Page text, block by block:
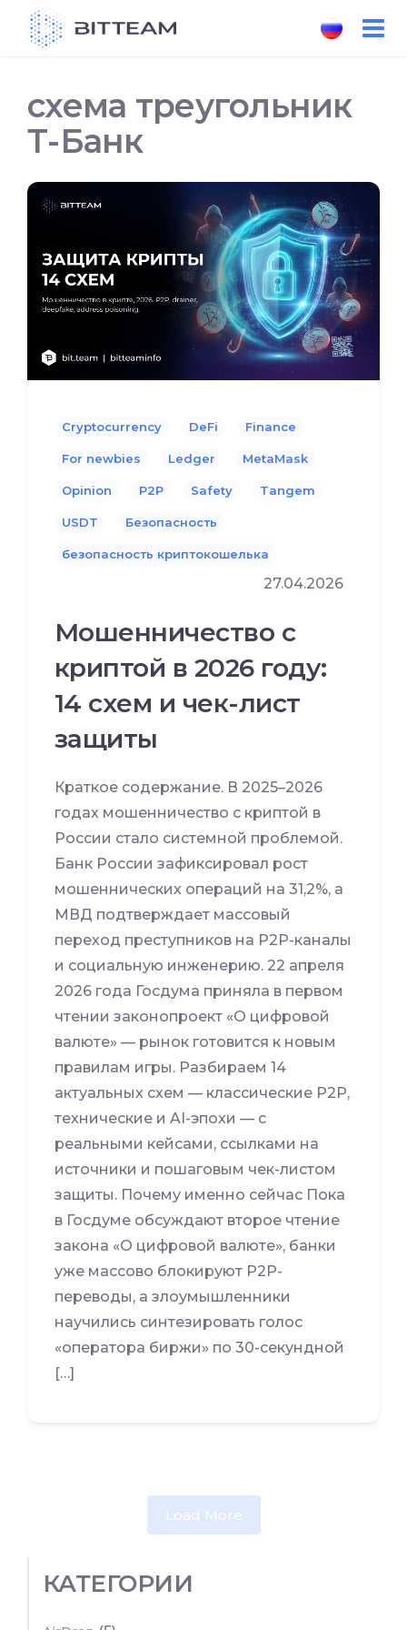
схема треугольник
Т-Банк
Cryptocurrency DeFi Finance
For newbies Ledger MetaMask
Opinion P2P Safety Tangem
USDT Безопасность
безопасность криптокошелька
27.04.2026
Мошенничество с
криптой в 2026 году:
14 схем и чек-лист
защиты
Краткое содержание. В 2025–2026
годах мошенничество с криптой в
России стало системной проблемой.
Банк России зафиксировал рост
мошеннических операций на 31,2%, а
МВД подтверждает массовый
переход преступников на P2P-каналы
и социальную инженерию. 22 апреля
2026 года Госдума приняла в первом
чтении законопроект «О цифровой
валюте» — рынок готовится к новым
правилам игры. Разбираем 14
актуальных схем — классические P2P,
технические и AI-эпохи — с
реальными кейсами, ссылками на
источники и пошаговым чек-листом
защиты. Почему именно сейчас Пока
в Госдуме обсуждают второе чтение
закона «О цифровой валюте», банки
уже массово блокируют P2P-
переводы, а злоумышленники
научились синтезировать голос
«оператора биржи» по 30-секундной
[…]
Load More
КАТЕГОРИИ